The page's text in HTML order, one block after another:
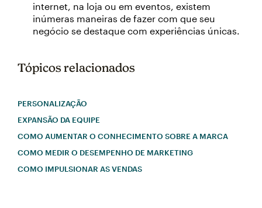
internet, na loja ou em eventos, existem
inúmeras maneiras de fazer com que seu
negócio se destaque com experiências únicas.
Tópicos relacionados
PERSONALIZAÇÃO
EXPANSÃO DA EQUIPE
COMO AUMENTAR O CONHECIMENTO SOBRE A MARCA
COMO MEDIR O DESEMPENHO DE MARKETING
COMO IMPULSIONAR AS VENDAS